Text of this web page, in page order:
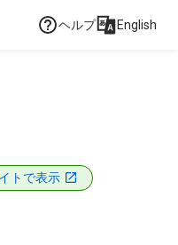
ヘルプ English
トで表示